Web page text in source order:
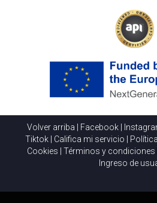
Volver arriba Facebook|
Tiktok| Califica mi servicio
Cookies
Términos y condiciones
Ingreso de